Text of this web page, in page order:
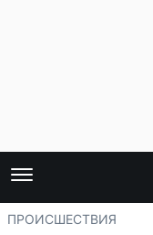
ПРОИСШЕСТВИЯ